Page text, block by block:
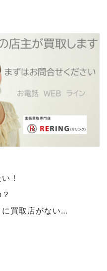
！
買取店がない…